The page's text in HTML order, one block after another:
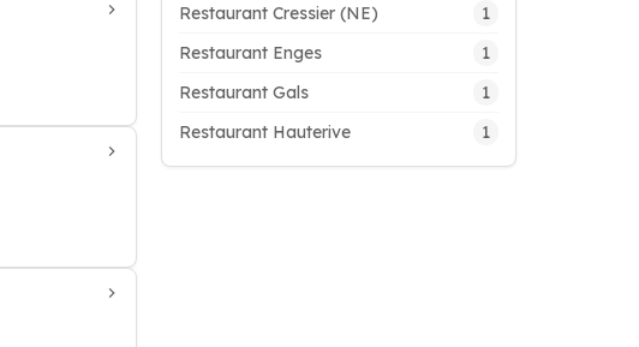
Restaurant Cressier (NE) 1
Restaurant Enges 1
Restaurant Gals 1
Restaurant Hauterive 1